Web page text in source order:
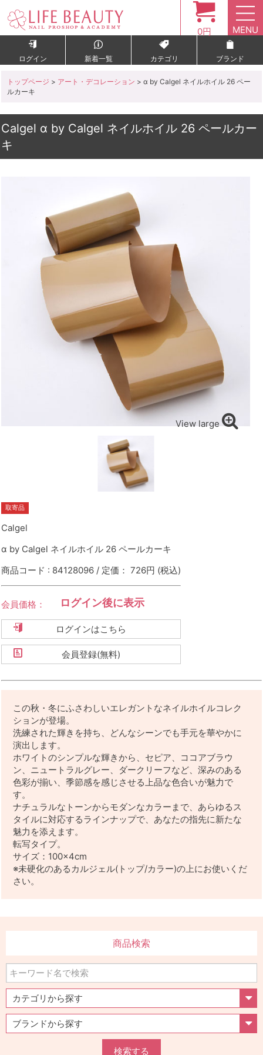
0円 MENU
ログイン 新着一覧 カテゴリ ブランド
トップページ > アート・デコレーション > α by Calgel ネイルホイル 26 ペー
ルカーキ
Calgel α by Calgel ネイルホイル 26 ペールカー
キ
View large
取寄品
Calgel
α by Calgel ネイルホイル 26 ペールカーキ
商品コード : 84128096 / 定価： 726円 (税込)
会員価格： ログイン後に表示
ログインはこちら
会員登録(無料)
この秋・冬にふさわしいエレガントなネイルホイルコレク
ションが登場。
洗練された輝きを持ち、どんなシーンでも手元を華やかに
演出します。
ホワイトのシンプルな輝きから、セピア、ココアブラウ
ン、ニュートラルグレー、ダークリーフなど、深みのある
色彩が揃い、季節感を感じさせる上品な色合いが魅力で
す。
ナチュラルなトーンからモダンなカラーまで、あらゆるス
タイルに対応するラインナップで、あなたの指先に新たな
魅力を添えます。
転写タイプ。
サイズ：100×4cm
※未硬化のあるカルジェル(トップ/カラー)の上にお使いくだ
さい。
商品検索
検索する